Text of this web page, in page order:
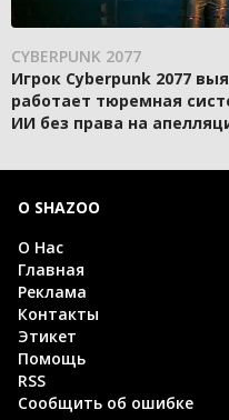
CYBERPUNK 2077
Игрок Cyberpunk 2077
работает тюремная
ИИ без права на
О SHAZOO
О Нас
Главная
Реклама
Контакты
Этикет
Помощь
RSS
Сообщить об ошибке